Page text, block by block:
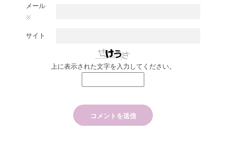
メール
※
サイト
上に表示された文字を入力してください。